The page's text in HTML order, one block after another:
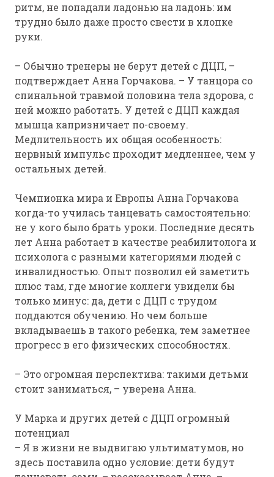
ритм, не попадали ладонью на ладонь: им
трудно было даже просто свести в хлопке
руки.
– Обычно тренеры не берут детей с ДЦП, –
подтверждает Анна Горчакова. – У танцора со
спинальной травмой половина тела здорова, с
ней можно работать. У детей с ДЦП каждая
мышца капризничает по-своему.
Медлительность их общая особенность:
нервный импульс проходит медленнее, чем у
остальных детей.
Чемпионка мира и Европы Анна Горчакова
когда-то училась танцевать самостоятельно:
не у кого было брать уроки. Последние десять
лет Анна работает в качестве реабилитолога и
психолога с разными категориями людей с
инвалидностью. Опыт позволил ей заметить
плюс там, где многие коллеги увидели бы
только минус: да, дети с ДЦП с трудом
поддаются обучению. Но чем больше
вкладываешь в такого ребенка, тем заметнее
прогресс в его физических способностях.
– Это огромная перспектива: такими детьми
стоит заниматься, – уверена Анна.
У Марка и других детей с ДЦП огромный
потенциал
– Я в жизни не выдвигаю ультиматумов, но
здесь поставила одно условие: дети будут